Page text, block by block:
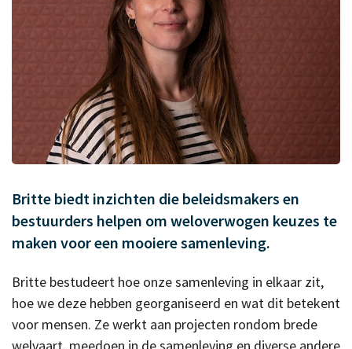
Britte biedt inzichten die beleidsmakers en
bestuurders helpen om weloverwogen keuzes te
maken voor een mooiere samenleving.
Britte bestudeert hoe onze samenleving in elkaar zit,
hoe we deze hebben georganiseerd en wat dit betekent
voor mensen. Ze werkt aan projecten rondom brede
welvaart, meedoen in de samenleving en diverse andere